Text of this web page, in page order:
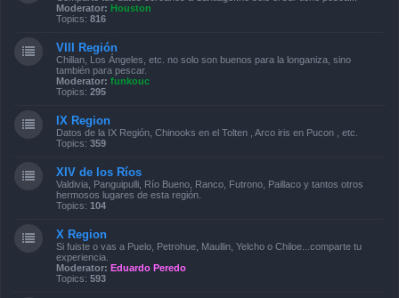
Moderator: Houston
Topics: 816
VIII Región
Chillan, Los Ángeles, etc. no solo son buenos para la longaniza, sino
también para pescar.
Moderator: funkouc
Topics: 295
IX Region
Datos de la IX Región, Chinooks en el Tolten , Arco iris en Pucon , etc.
Topics: 359
XIV de los Ríos
Valdivia, Panguipulli, Río Bueno, Ranco, Futrono, Paillaco y tantos otros
hermosos lugares de esta región.
Topics: 104
X Region
Si fuiste o vas a Puelo, Petrohue, Maullin, Yelcho o Chiloe...comparte tu
experiencia.
Moderator: Eduardo Peredo
Topics: 593